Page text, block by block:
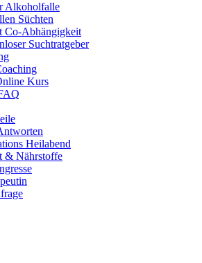
Alkoholfalle
Süchten
Co-Abhängigkeit
Suchtratgeber
Kurs
Heilabend
& Nährstoffe